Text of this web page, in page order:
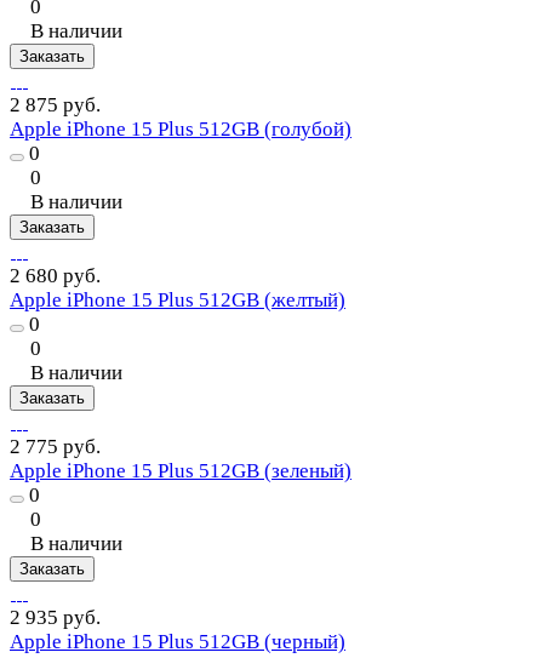
0
В наличии
Заказать
2 875 руб.
Apple iPhone 15 Plus 512GB (голубой)
0
0
В наличии
Заказать
2 680 руб.
Apple iPhone 15 Plus 512GB (желтый)
0
0
В наличии
Заказать
2 775 руб.
Apple iPhone 15 Plus 512GB (зеленый)
0
0
В наличии
Заказать
2 935 руб.
Apple iPhone 15 Plus 512GB (черный)